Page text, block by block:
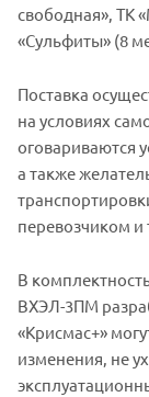
свободная», ТК
«Сульфиты» (8
Поставка
на условиях
оговариваются
а также
перевозчиком и
В
ВХЭЛ-3ПМ
«Крисмас+»
изменения, не